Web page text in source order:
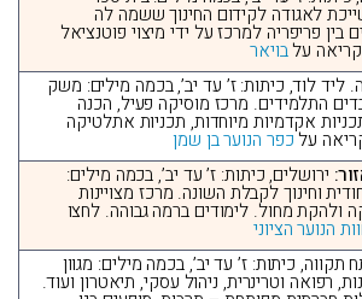
לאגודה לקידום החינוך ששמה לה
פריפריה למרכז על ידי מיצוי פוטנציאל
עלבויאר
ליד לוד, כיתות: ז’ עד יב’, בכמה מילים: משק
התלמידים. מרכז מוסיקה פעיל, הכנה
אקדמיות מיוחדות, תכניות אתלטיקה
עלכפר הנוער בן שמן
ירושלים, כיתות: ז’ עד יב’, בכמה מילים:
וחינוך לקבלת השונה. מרכז מצויינות
ולהקת מחול. לימודים ברמה גבוהה. לחצו
הנוער הציוני
תקווה, כיתות: ז’ עד יב’, בכמה מילים: מגוון
רפואה וטרינרית, ניהול עסקי, תיאטרון ועוד.